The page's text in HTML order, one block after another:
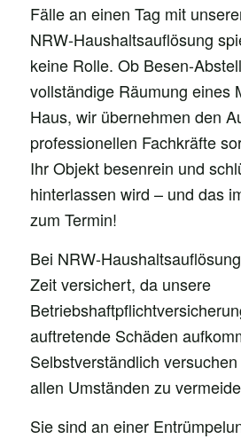
Fälle an einen Tag mit
NRW-Haushaltsauflösung
keine Rolle. Ob Besen-
vollständige Räumung eines
Haus, wir übernehmen den
professionellen Fachkräfte
Ihr Objekt besenrein und
hinterlassen wird – und das
zum Termin!
Bei NRW-
Zeit versichert, da unsere
auftretende Schäden
Selbstverständlich
allen Umständen zu
Sie sind an einer